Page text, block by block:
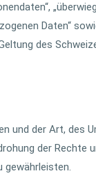
Daten“
des
und der Art, des
der Rechte
gewährleisten.